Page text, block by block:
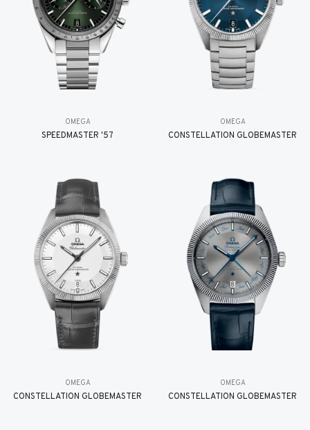
OMEGA
SPEEDMASTER '57
OMEGA
CONSTELLATION GLOBEMASTER
OMEGA
CONSTELLATION GLOBEMASTER
OMEGA
CONSTELLATION GLOBEMASTER